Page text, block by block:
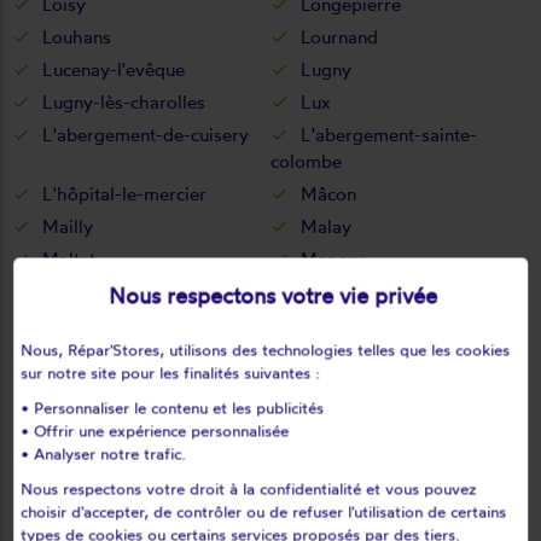
Louhans
Lournand
Lucenay-l'evêque
Lugny
Lugny-lès-charolles
Lux
L'abergement-de-cuisery
L'abergement-sainte-
colombe
L'hôpital-le-mercier
Mâcon
Mailly
Malay
Maltat
Mancey
Marcigny
Marcilly-la-gueurce
Marizy
Marly-sous-issy
Marly-sur-arroux
Marnay
Martailly-lès-brancion
Martigny-le-comte
Massilly
Matour
Mazille
Mellecey
Nous respectons votre vie privée
Nous, Répar'Stores, utilisons des technologies telles que les cookies
sur notre site pour les finalités suivantes :
• Personnaliser le contenu et les publicités
• Offrir une expérience personnalisée
• Analyser notre trafic.
Nous respectons votre droit à la confidentialité et vous pouvez
choisir d'accepter, de contrôler ou de refuser l'utilisation de certains
types de cookies ou certains services proposés par des tiers.